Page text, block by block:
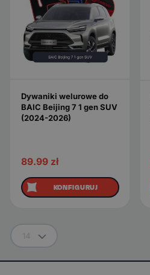
Dywaniki welurowe do
BAIC Beijing 7 1 gen SUV
(2024-2026)
89.99 zł
KONFIGURUJ